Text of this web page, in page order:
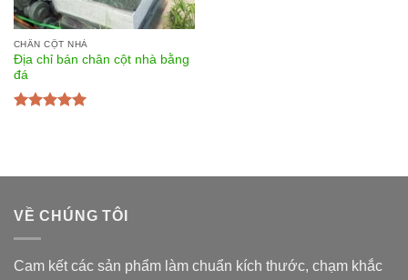
CHÂN CỘT NHÀ
Địa chỉ bán chân cột nhà bằng
đá
VỀ CHÚNG TÔI
Cam kết các sản phẩm làm chuẩn kích thước, chạm khắc